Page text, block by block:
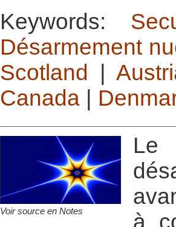
Keywords:
Désarmement
Scotland
|
Canada
Voir source en Notes
à